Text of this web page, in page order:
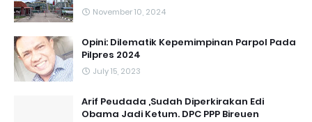
November 10, 2024
Opini: Dilematik Kepemimpinan Parpol Pada
Pilpres 2024
July 15, 2023
Arif Peudada ,Sudah Diperkirakan Edi
Obama Jadi Ketum. DPC PPP Bireuen